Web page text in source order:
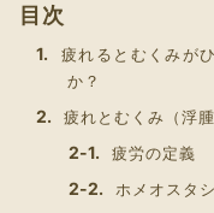
目次
疲れるとむくみが
か？
疲れとむくみ（浮
疲労の定義
ホメオスタ